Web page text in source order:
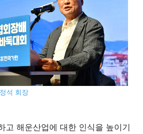
석 회장
고 해운산업에 대한 인식을 높이기